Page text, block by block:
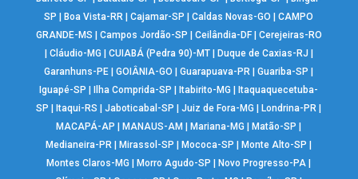
SP |Boa Vista-RR |Cajamar-SP |Caldas Novas-GO |CAMPO
GRANDE-MS | Campos Jordão-SP | Ceilândia-DF| Cerejeiras-RO
| Cláudio-MG | CUIABÁ (Pedra 90)-MT| Duque de Caxias-RJ |
Garanhuns-PE |GOIÂNIA-GO |Guarapuava-PR |Guariba-SP |
Iguapé-SP |Ilha Comprida-SP |Itabirito-MG |Itaquaquecetuba-
SP |Itaqui-RS |Jaboticabal-SP |Juiz de Fora-MG |Londrina-PR |
MACAPÁ-AP |MANAUS-AM |Mariana-MG |Matão-SP |
Medianeira-PR |Mirassol-SP |Mococa-SP |Monte Alto-SP |
Montes Claros-MG |Morro Agudo-SP |Novo Progresso-PA |